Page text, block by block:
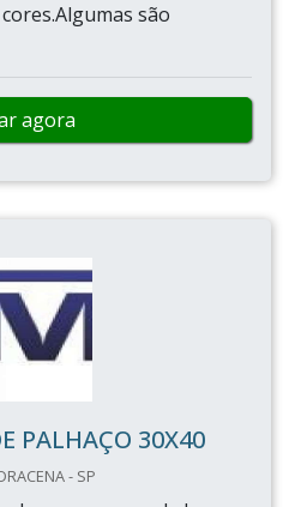
são
agora
PALHAÇO 30X40
- SP